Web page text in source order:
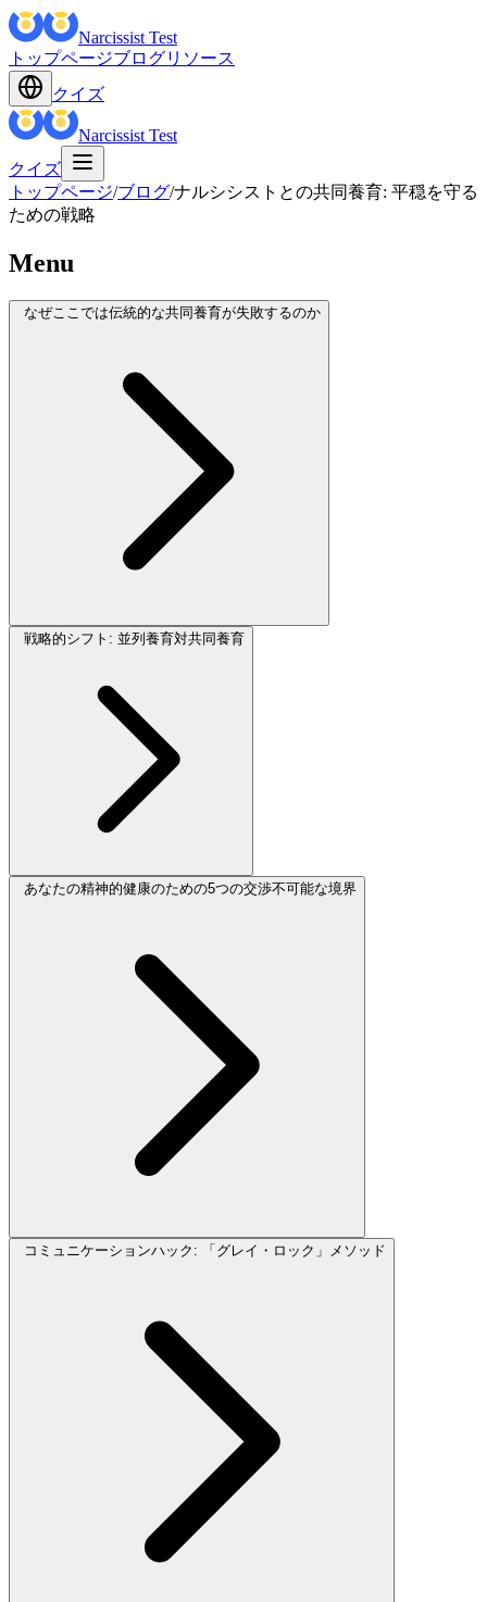
Narcissist Test
トップページブログリソース
クイズ
Narcissist Test
クイズ
トップページ/ブログ/ナルシシストとの共同養育: 平穏を守る
ための戦略
Menu
なぜここでは伝統的な共同養育が失敗するのか
戦略的シフト: 並列養育対共同養育
あなたの精神的健康のための5つの交渉不可能な境界
コミュニケーションハック: 「グレイ・ロック」メソッド